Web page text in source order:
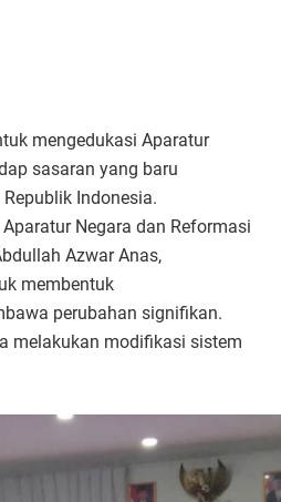
mengedukasi Aparatur
sasaran yang baru
Indonesia.
Negara dan Reformasi
Azwar Anas,
membentuk
perubahan signifikan.
melakukan modifikasi sistem